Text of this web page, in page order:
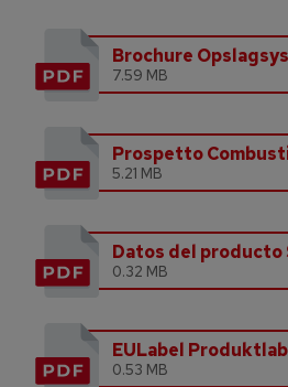
Brochure
7.59 MB
Prospetto
5.21 MB
Datos del producto
0.32 MB
EULabel
0.53 MB